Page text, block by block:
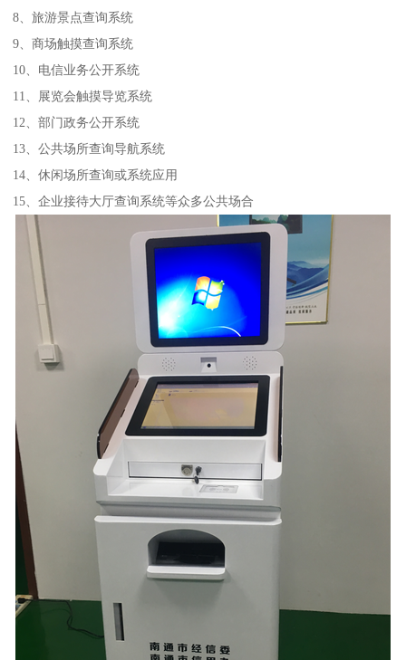
8、旅游景点查询系统
9、商场触摸查询系统
10、电信业务公开系统
11、展览会触摸导览系统
12、部门政务公开系统
13、公共场所查询导航系统
14、休闲场所查询或系统应用
15、企业接待大厅查询系统等众多公共场合